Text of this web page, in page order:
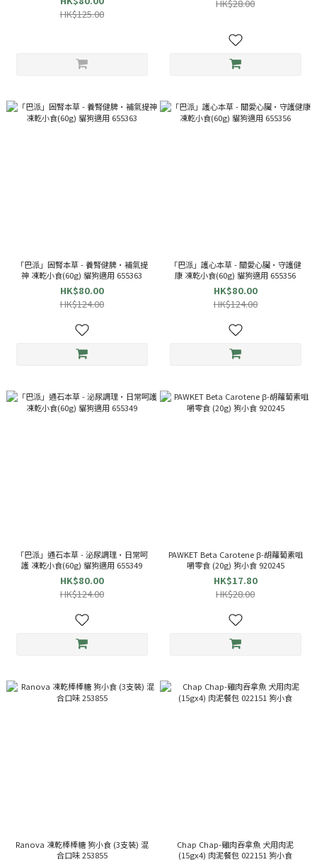
HK$125.00
HK$28.00
「巴派」固腎本草 - 養腎健脾•補氣提
神 凍乾小食(60g) 貓狗適用 655363
HK$80.00
HK$124.00
「巴派」護心本草 - 關愛心臟•守護健
康 凍乾小食(60g) 貓狗適用 655356
HK$80.00
HK$124.00
「巴派」通石本草 - 泌尿調理•日常呵
護 凍乾小食(60g) 貓狗適用 655349
HK$80.00
HK$124.00
PAWKET Beta Carotene β-胡蘿蔔素咀
嚼零食 (20g) 狗小食 920245
HK$17.80
HK$28.00
Ranova 凍乾棒棒糖 狗小食 (3支裝) 混
合口味 253855
Chap Chap-雞肉吞拿魚 犬用肉泥
(15gx4) 肉泥餐包 022151 狗小食